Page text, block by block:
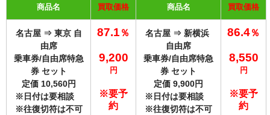
商品名 買取価格 商品名 買取価格
名古屋 ⇒ 東京 自
由席
乗車券/自由席特急
券 セット
定価 10,560円
※日付は要相談
※往復切符は不可
87.1 ％
9,200
円
※要予
約
名古屋 ⇒ 新横浜
自由席
乗車券/自由席特急
券 セット
定価 9,900円
※日付は要相談
※往復切符は不可
86.4％
8,550
円
※要予
約